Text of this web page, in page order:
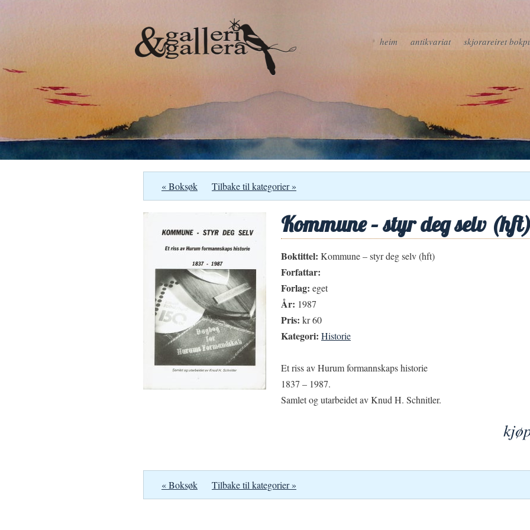
heim antikvariat skjorareiret
« Boksøk Tilbake til kategorier »
Kommune – styr deg selv
Boktittel: Kommune – styr deg selv (hft)
Forfattar:
Forlag: eget
År: 1987
Pris: kr 60
Kategori: Historie
Et riss av Hurum formannskaps historie
1837 – 1987.
Samlet og utarbeidet av Knud H. Schnitler.
« Boksøk Tilbake til kategorier »